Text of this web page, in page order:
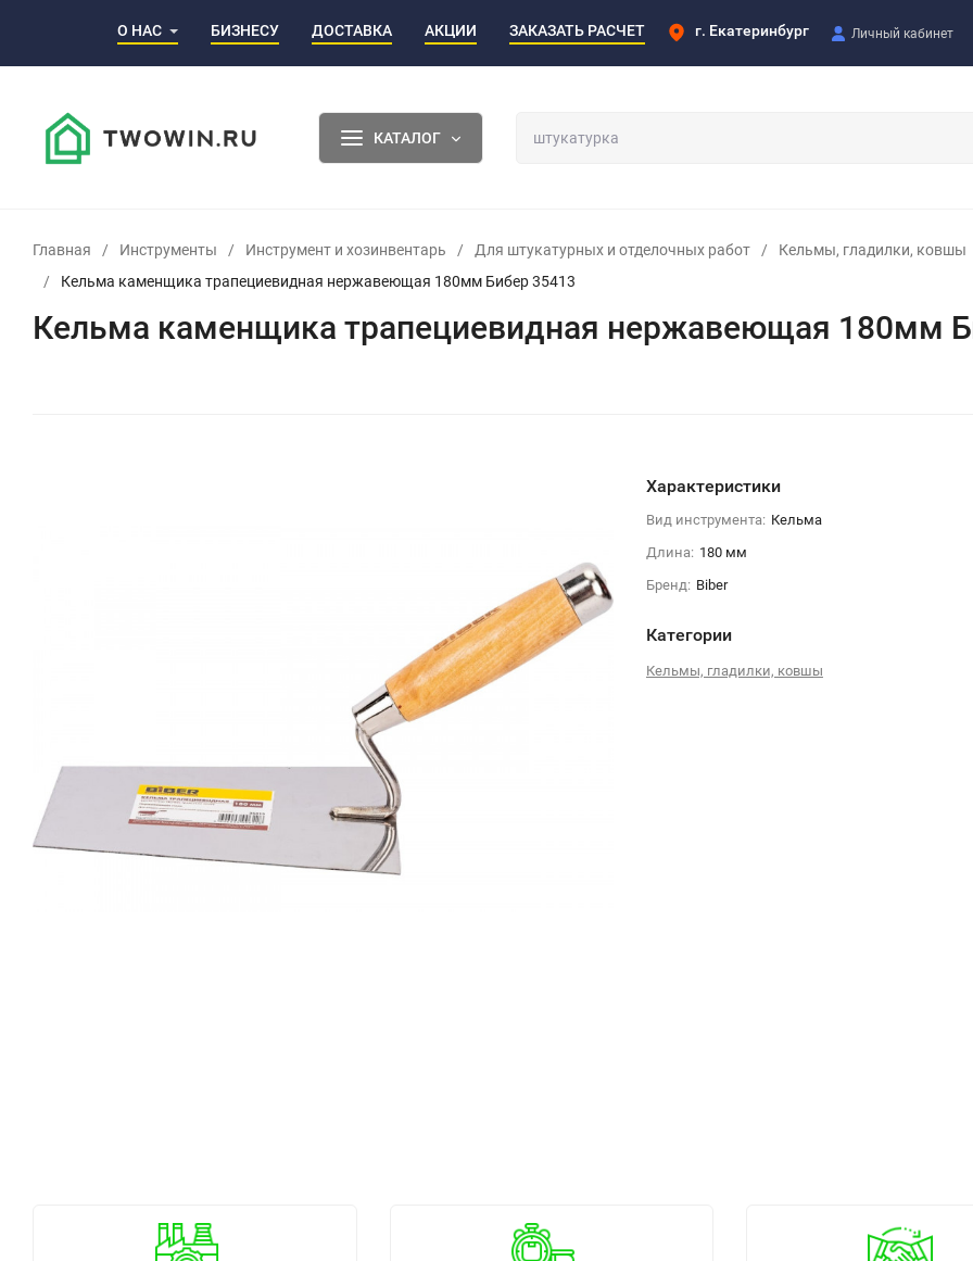
О НАС БИЗНЕСУ ДОСТАВКА АКЦИИ ЗАКАЗАТЬ РАСЧЕТ г. Екатеринбург Личный кабинет
КАТАЛОГ
Главная / Инструменты / Инструмент и хозинвентарь / Для штукатурных и отделочных работ /
Кельмы, гладилки, ковшы
/
Кельма каменщика трапециевидная нержавеющая 180мм Бибер 35413
Кельма каменщика трапециевидная нержавеющая 180мм
Характеристики
Вид инструмента: Кельма
Длина: 180 мм
Бренд: Biber
Категории
Кельмы, гладилки, ковшы